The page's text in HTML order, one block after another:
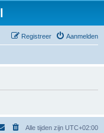
Aanmelden
Registreer
Alle tijden zijn UTC+02:00